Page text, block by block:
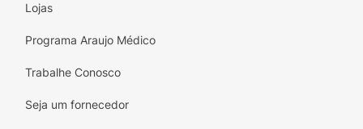
Lojas
Programa Araujo Médico
Trabalhe Conosco
Seja um fornecedor